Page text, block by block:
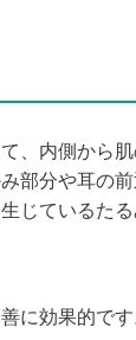
、内側から
部分や耳の
じているた
に効果的です